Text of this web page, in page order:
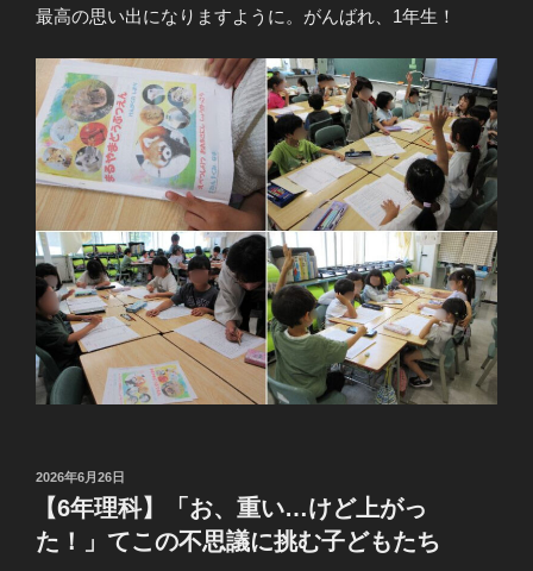
最高の思い出になりますように。がんばれ、1年生！
投
日:
2026年6月26日
【6年理科】「お、重い…けど上がっ
た！」てこの不思議に挑む子どもたち